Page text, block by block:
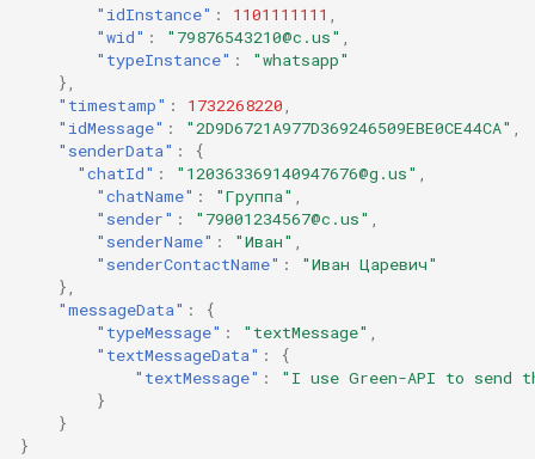
"idInstance" : 1101111111 ,
"wid" : "79876543210@c.us" ,
"typeInstance" :
"whatsapp"
},
"timestamp" : 1732268220,
"idMessage" : "2D9D6721A977D369246509EBE0CE44CA" ,
"senderData" :
{
"chatId" : "120363369140947676@g.us" ,
"chatName" : "Группа" ,
"sender" : "79001234567@c.us" ,
"senderName" : "Иван" ,
"senderContactName" :
"Иван Царевич"
},
"messageData" :
{
"typeMessage" : "textMessage" ,
"textMessageData" :
{
"textMessage" :
"I use Green-API to send
}
}
}